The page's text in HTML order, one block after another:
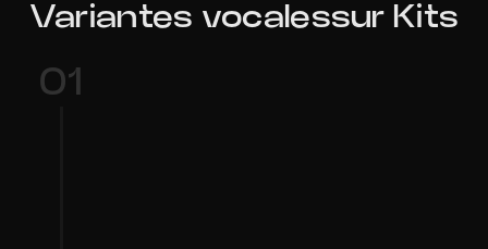
Variantes vocalessur Kits
01